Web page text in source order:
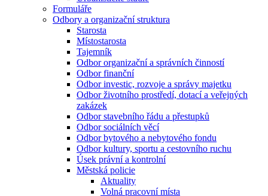
Formuláře
Odbory a organizační struktura
Starosta
Místostarosta
Tajemník
Odbor organizační a správních činností
Odbor finanční
Odbor investic, rozvoje a správy majetku
Odbor životního prostředí, dotací a veřejných
zakázek
Odbor stavebního řádu a přestupků
Odbor sociálních věcí
Odbor bytového a nebytového fondu
Odbor kultury, sportu a cestovního ruchu
Úsek právní a kontrolní
Městská policie
Aktuality
Volná pracovní místa